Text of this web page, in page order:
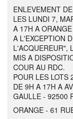
ENLEVEMENT
LES LUNDI 7,
A 17H A
A L'EXCEPTION
L'ACQUEREUR",
MIS A
COUR AU RDC.
POUR LES LOTS
DE 9H A 17H A
GAULLE - 92500
ORANGE - 61